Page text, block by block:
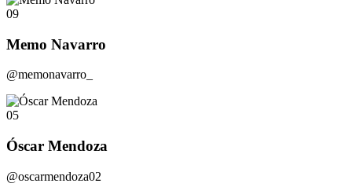
09
Memo Navarro
@memonavarro_
05
Óscar Mendoza
@oscarmendoza02